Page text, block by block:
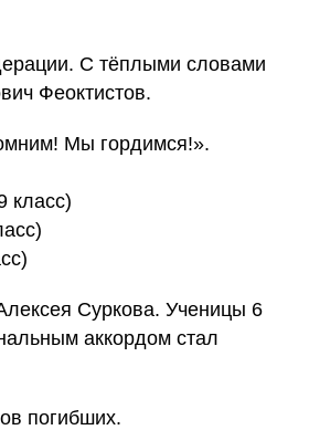
С тёплыми словами
Феоктистов.
Мы гордимся!».
класс)
Суркова. Ученицы 6
аккордом стал
погибших.